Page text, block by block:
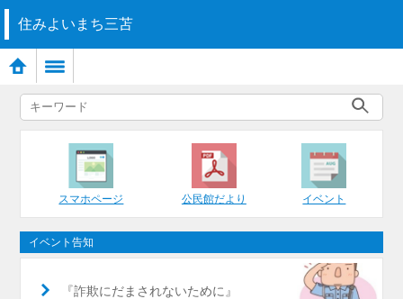
住みよいまち三苫
スマホページ 公民館だより イベント
イベント告知
『詐欺にだまされないために』